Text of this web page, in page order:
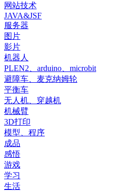
网站技术
JAVA&JSF
服务器
图片
影片
机器人
PLEN2、arduino、microbit
避障车、麦克纳姆轮
平衡车
无人机、穿越机
机械臂
3D打印
模型、程序
成品
感悟
游戏
学习
生活